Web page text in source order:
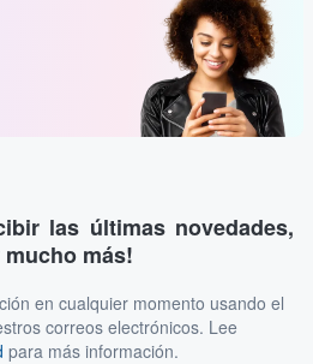
las últimas novedades,
más!
en cualquier momento usando el
correos electrónicos. Lee
para más información.